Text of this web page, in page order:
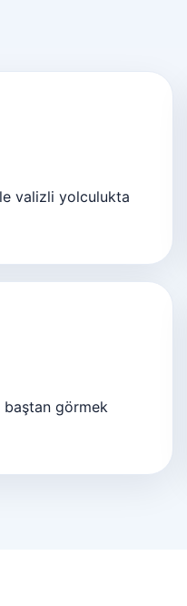
valizli yolculukta
baştan görmek